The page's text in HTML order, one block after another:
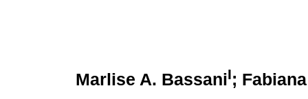
Marlise A. BassaniI;